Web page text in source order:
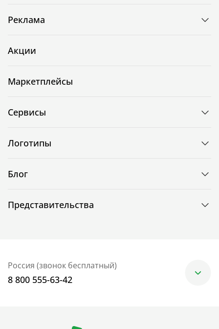
Реклама
Акции
Маркетплейсы
Сервисы
Логотипы
Блог
Представительства
Россия (звонок бесплатный)
8 800 555-63-42